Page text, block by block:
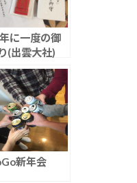
に一度の御
(出雲大社)
新年会